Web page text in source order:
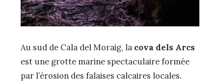
Au sud de Cala del Moraig, la cova dels Arcs
est une grotte marine spectaculaire formée
par l’érosion des falaises calcaires locales.